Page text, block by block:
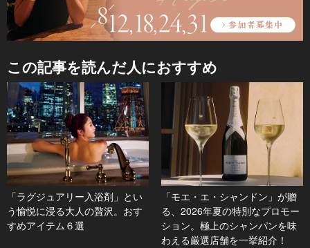
ン
この記事を読んだ人におすすめ
「ラグジュアリー入浴剤」とい
う愉悦に浸る大人の贅沢。おす
すめアイテム６選
「モエ・エ・シャンドン」が贈
る、2026年夏の特別なプロモー
ション。極上のシャンパンを味
わえる厳選店舗を一挙紹介！